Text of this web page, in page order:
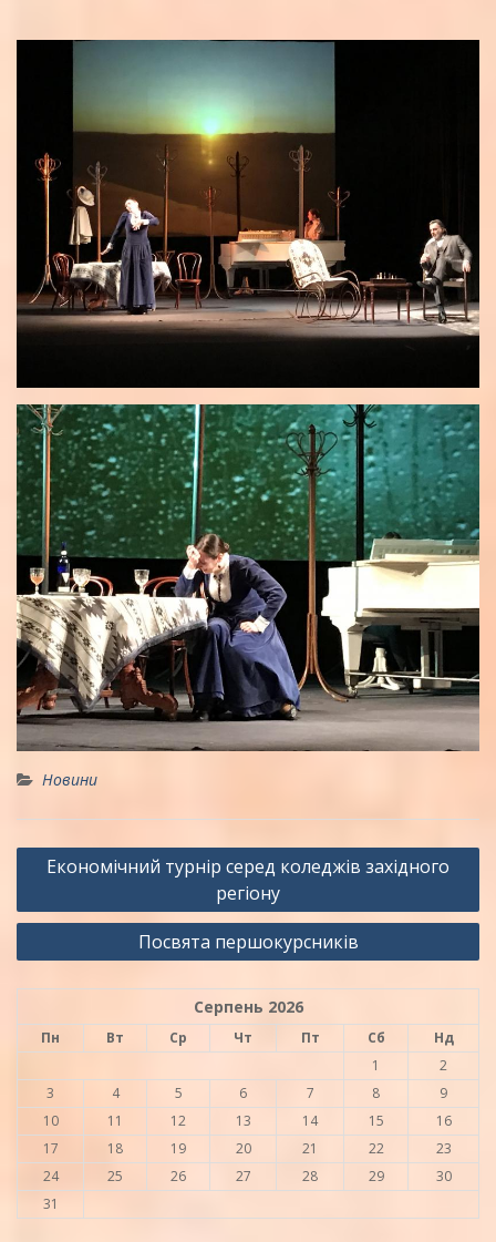
Новини
Навігація
Економічний турнір серед коледжів західного
регіону
Посвята першокурсників
Серпень 2026
Пн Вт Ср Чт Пт Сб
Нд
1
2
3
4 5 6 7 8
9
10
11 12 13 14 15
16
17
18 19 20 21 22
23
24
25 26 27 28 29
30
31